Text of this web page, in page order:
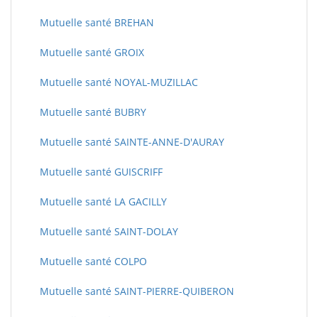
Mutuelle santé BREHAN
Mutuelle santé GROIX
Mutuelle santé NOYAL-MUZILLAC
Mutuelle santé BUBRY
Mutuelle santé SAINTE-ANNE-D'AURAY
Mutuelle santé GUISCRIFF
Mutuelle santé LA GACILLY
Mutuelle santé SAINT-DOLAY
Mutuelle santé COLPO
Mutuelle santé SAINT-PIERRE-QUIBERON